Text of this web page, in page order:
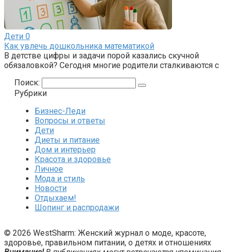
Дети 0
Как увлечь дошкольника математикой
В детстве цифры и задачи порой казались скучной
обязаловкой? Сегодня многие родители сталкиваются с
Поиск:
Рубрики
Бизнес-Леди
Вопросы и ответы
Дети
Диеты и питание
Дом и интерьер
Красота и здоровье
Личное
Мода и стиль
Новости
Отдыхаем!
Шопинг и распродажи
© 2026 WestSharm: Женский журнал о моде, красоте,
здоровье, правильном питании, о детях и отношениях